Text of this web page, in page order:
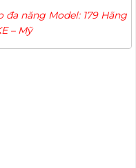
Model: 179 Hãng
– Mỹ